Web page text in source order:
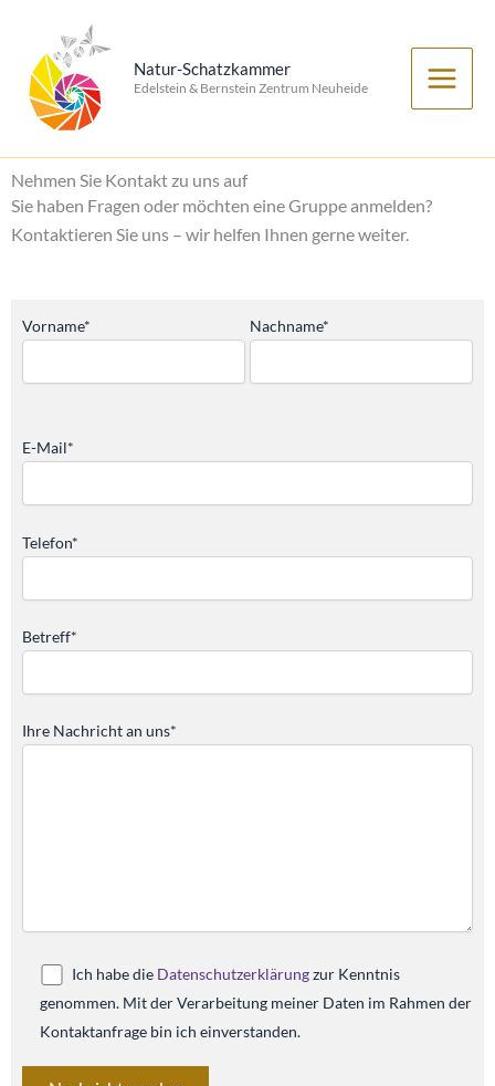
springen
Natur-Schatzkammer
Edelstein & Bernstein Zentrum Neuheide
Nehmen Sie Kontakt zu uns auf
Sie haben Fragen oder möchten eine Gruppe anmelden?
Kontaktieren Sie uns – wir helfen Ihnen gerne weiter.
Vorname* Nachname*
E-Mail*
Telefon*
Betreff*
Ihre Nachricht an uns*
Ich habe die Datenschutzerklärungzur Kenntnis
genommen. Mit der Verarbeitung meiner Daten im Rahmen der
Kontaktanfrage bin ich einverstanden.